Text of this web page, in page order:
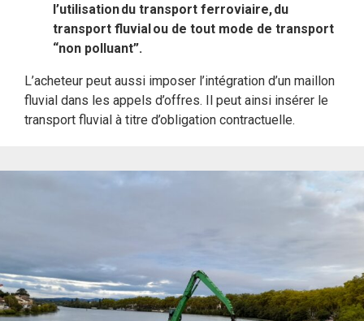
l’utilisation du transport ferroviaire, du
transport fluvial ou de tout mode de transport
“non polluant”.
L’acheteur peut aussi imposer l’intégration d’un maillon
fluvial dans les appels d’offres. Il peut ainsi insérer le
transport fluvial à titre d’obligation contractuelle.